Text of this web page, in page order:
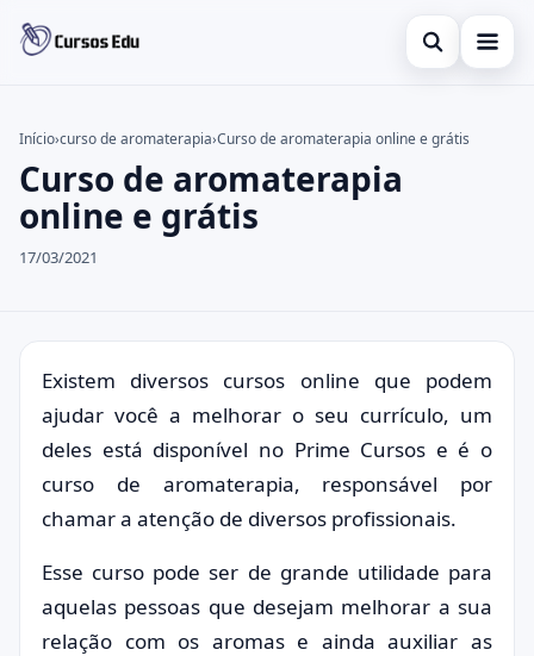
Abrir busca
Inglês
Idiomas
Buscar no site
Buscar por:
Pressione Enter para buscar ou ESC para fechar.
Início›curso de aromaterapia›Curso de aromaterapia online e grátis
Curso de aromaterapia
online e grátis
17/03/2021
Existem diversos cursos online que podem
ajudar você a melhorar o seu currículo, um
deles está disponível no Prime Cursos e é o
curso de aromaterapia, responsável por
chamar a atenção de diversos profissionais.
Esse curso pode ser de grande utilidade para
aquelas pessoas que desejam melhorar a sua
relação com os aromas e ainda auxiliar as